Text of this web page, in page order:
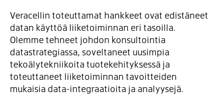
Veracellin toteuttamat hankkeet ovat edistäneet
datan käyttöä liiketoiminnan eri tasoilla.
Olemme tehneet johdon konsultointia
datastrategiassa, soveltaneet uusimpia
tekoälytekniikoita tuotekehityksessä ja
toteuttaneet liiketoiminnan tavoitteiden
mukaisia data-integraatioita ja analyysejä.